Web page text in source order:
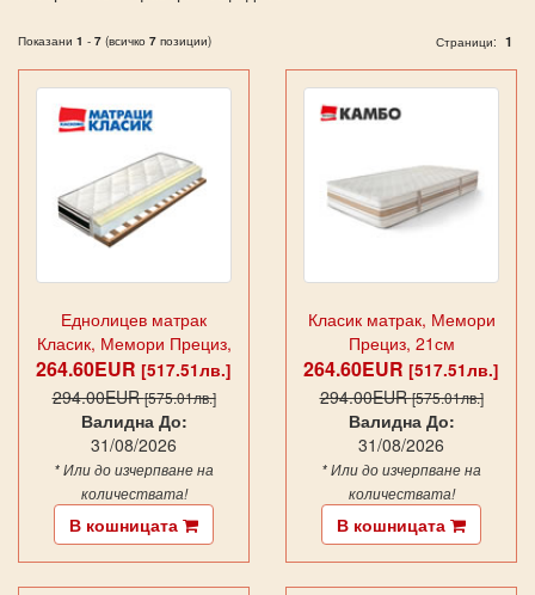
Показани 1 - 7 (всичко 7 позиции) Страници: 1
Еднолицев матрак
Класик, Мемори Прециз,
24см
264.60EUR [517.51лв.]
294.00EUR[575.01лв.]
Валидна До:
31/08/2026
* Или до изчерпване на
количествата!
В кошницата
Класик матрак, Мемори
Прециз, 21см
264.60EUR [517.51лв.]
294.00EUR[575.01лв.]
Валидна До:
31/08/2026
* Или до изчерпване на
количествата!
В кошницата